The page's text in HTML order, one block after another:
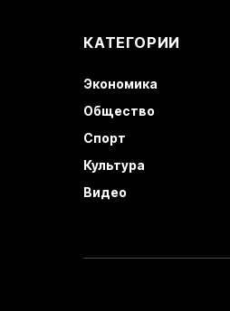
КАТЕГОРИИ
Экономика
Общество
Спорт
Культура
Видео